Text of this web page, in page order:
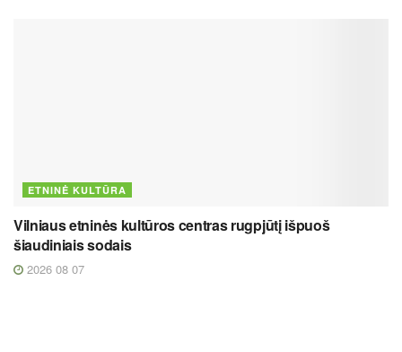
ETNINĖ KULTŪRA
Vilniaus etninės kultūros centras rugpjūtį išpuoš
šiaudiniais sodais
2026 08 07